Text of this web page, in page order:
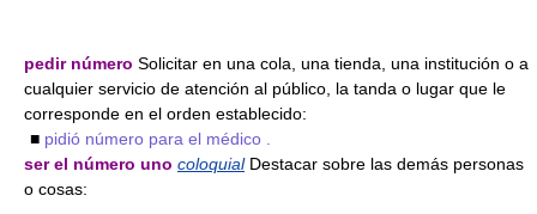
pedir número Solicitar en una cola, una tienda, una institución o a
cualquier servicio de atención al público, la tanda o lugar que le
corresponde en el orden establecido:
■ pidió número para el médico .
ser el número uno coloquialDestacar sobre las demás personas
o cosas: